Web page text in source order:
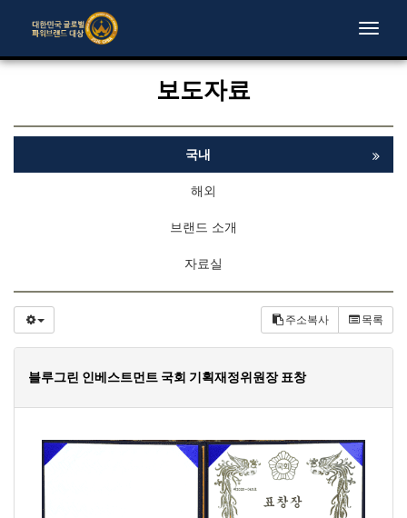
Toggle
보도자료
국내
해외
브랜드 소개
자료실
주소복사 목록
블루그린 인베스트먼트 국회 기획재정위원장 표창